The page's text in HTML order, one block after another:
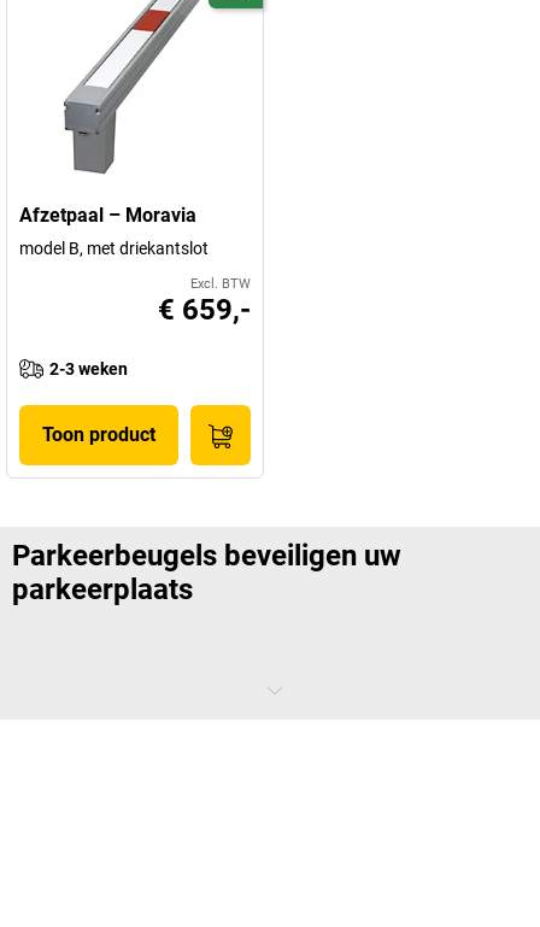
Afzetpaal – Moravia
model B, met driekantslot
Excl. BTW
€ 659,-
2-3 weken
Toon product
Parkeerbeugels beveiligen uw
parkeerplaats
Of het nu voor de supermarkt of op het bedrijfsterrein is, de meeste